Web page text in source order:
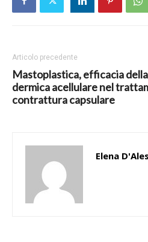
Articolo precedente
Mastoplastica, efficacia
dermica acellulare nel
contrattura capsulare
Elena